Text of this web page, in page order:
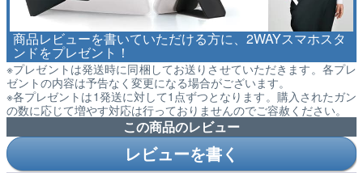
商品レビューを書いていただける方に、2WAYスマホスタ
ンドをプレゼント！
※プレゼントは発送時に同梱してお送りさせていただきます。各プレ
ゼントの内容は予告なく変更になる場合がございます。
※各プレゼントは1発送に対して1点ずつとなります。購入されたガン
の数に応じて増やす対応は行っておりませんのでご容赦ください。
この商品のレビュー
レビューを書く